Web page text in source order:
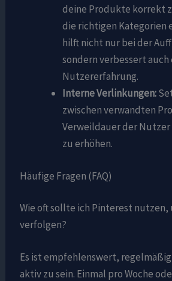
deine Produkte korrekt
die richtigen Kategorien
hilft nicht nur bei der
sondern verbessert auch
Nutzererfahrung.
Interne Verlinkungen:
zwischen verwandten
Verweildauer der
zu erhöhen.
Häufige Fragen (FAQ)
Wie oft sollte ich Pinterest nutzen,
verfolgen?
Es ist empfehlenswert,
aktiv zu sein. Einmal pro Woche